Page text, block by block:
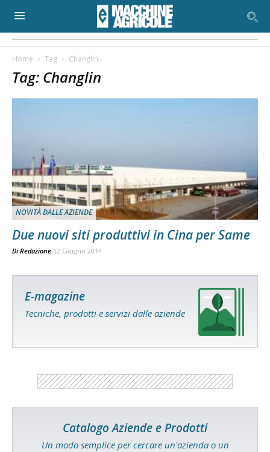
Home Tag Changlin
Tag: Changlin
NOVITÀ DALLE AZIENDE
Due nuovi siti produttivi in Cina per Same
Di Redazione 12 Giugno 2014
E-magazine
Tecniche, prodotti e servizi dalle aziende
Catalogo Aziende e Prodotti
Un modo semplice per cercare un'azienda o un